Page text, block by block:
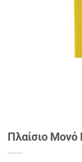
Πλαίσιο Μονό